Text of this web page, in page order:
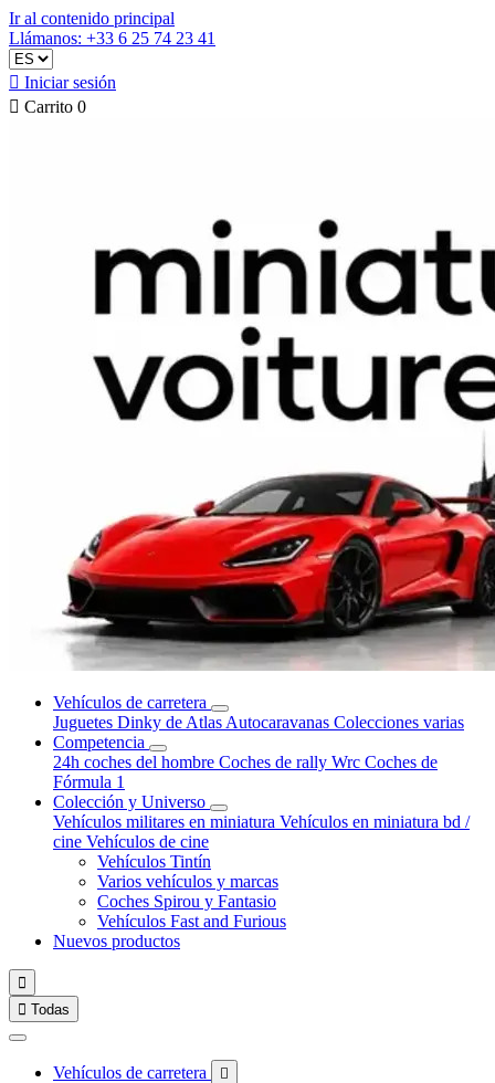
Ir al contenido principal
Llámanos: +33 6 25 74 23 41
 Iniciar sesión
 Carrito 0
Vehículos de carretera
Juguetes Dinky de Atlas Autocaravanas Colecciones varias
Competencia
24h coches del hombre Coches de rally Wrc Coches de
Fórmula 1
Colección y Universo
Vehículos militares en miniatura Vehículos en miniatura bd /
cine Vehículos de cine
Vehículos Tintín
Varios vehículos y marcas
Coches Spirou y Fantasio
Vehículos Fast and Furious
Nuevos productos

 Todas
Vehículos de carretera 